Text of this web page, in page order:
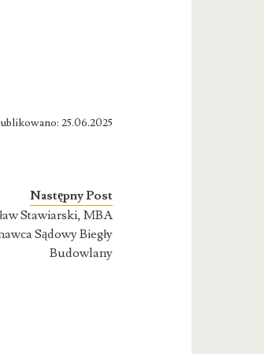
25.06.2025
Następny Post
Stawiarski, MBA
Sądowy Biegły
Budowlany